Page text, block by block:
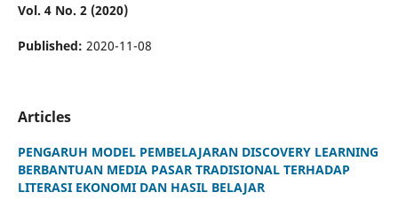
Vol. 4 No. 2 (2020)
Published: 2020-11-08
Articles
PENGARUH MODEL PEMBELAJARAN DISCOVERY LEARNING
BERBANTUAN MEDIA PASAR TRADISIONAL TERHADAP
LITERASI EKONOMI DAN HASIL BELAJAR